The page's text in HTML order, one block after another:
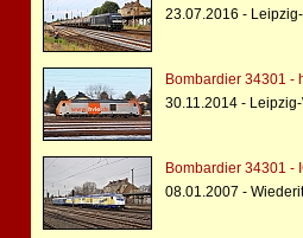
23.07.2016 -
Bombardier 34301 -
30.11.2014 -
Bombardier 34301 -
08.01.2007 -